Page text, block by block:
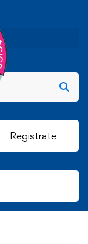
Registrate